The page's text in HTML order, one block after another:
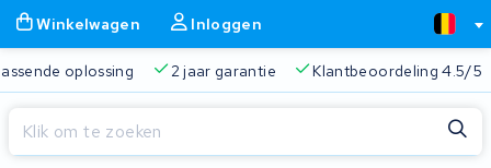
Winkelwagen Inloggen
oplossing 2 jaar garantie Klantbeoordeling 4.5/5
Sluiten